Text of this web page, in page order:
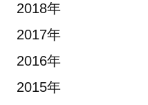
2018年
2017年
2016年
2015年